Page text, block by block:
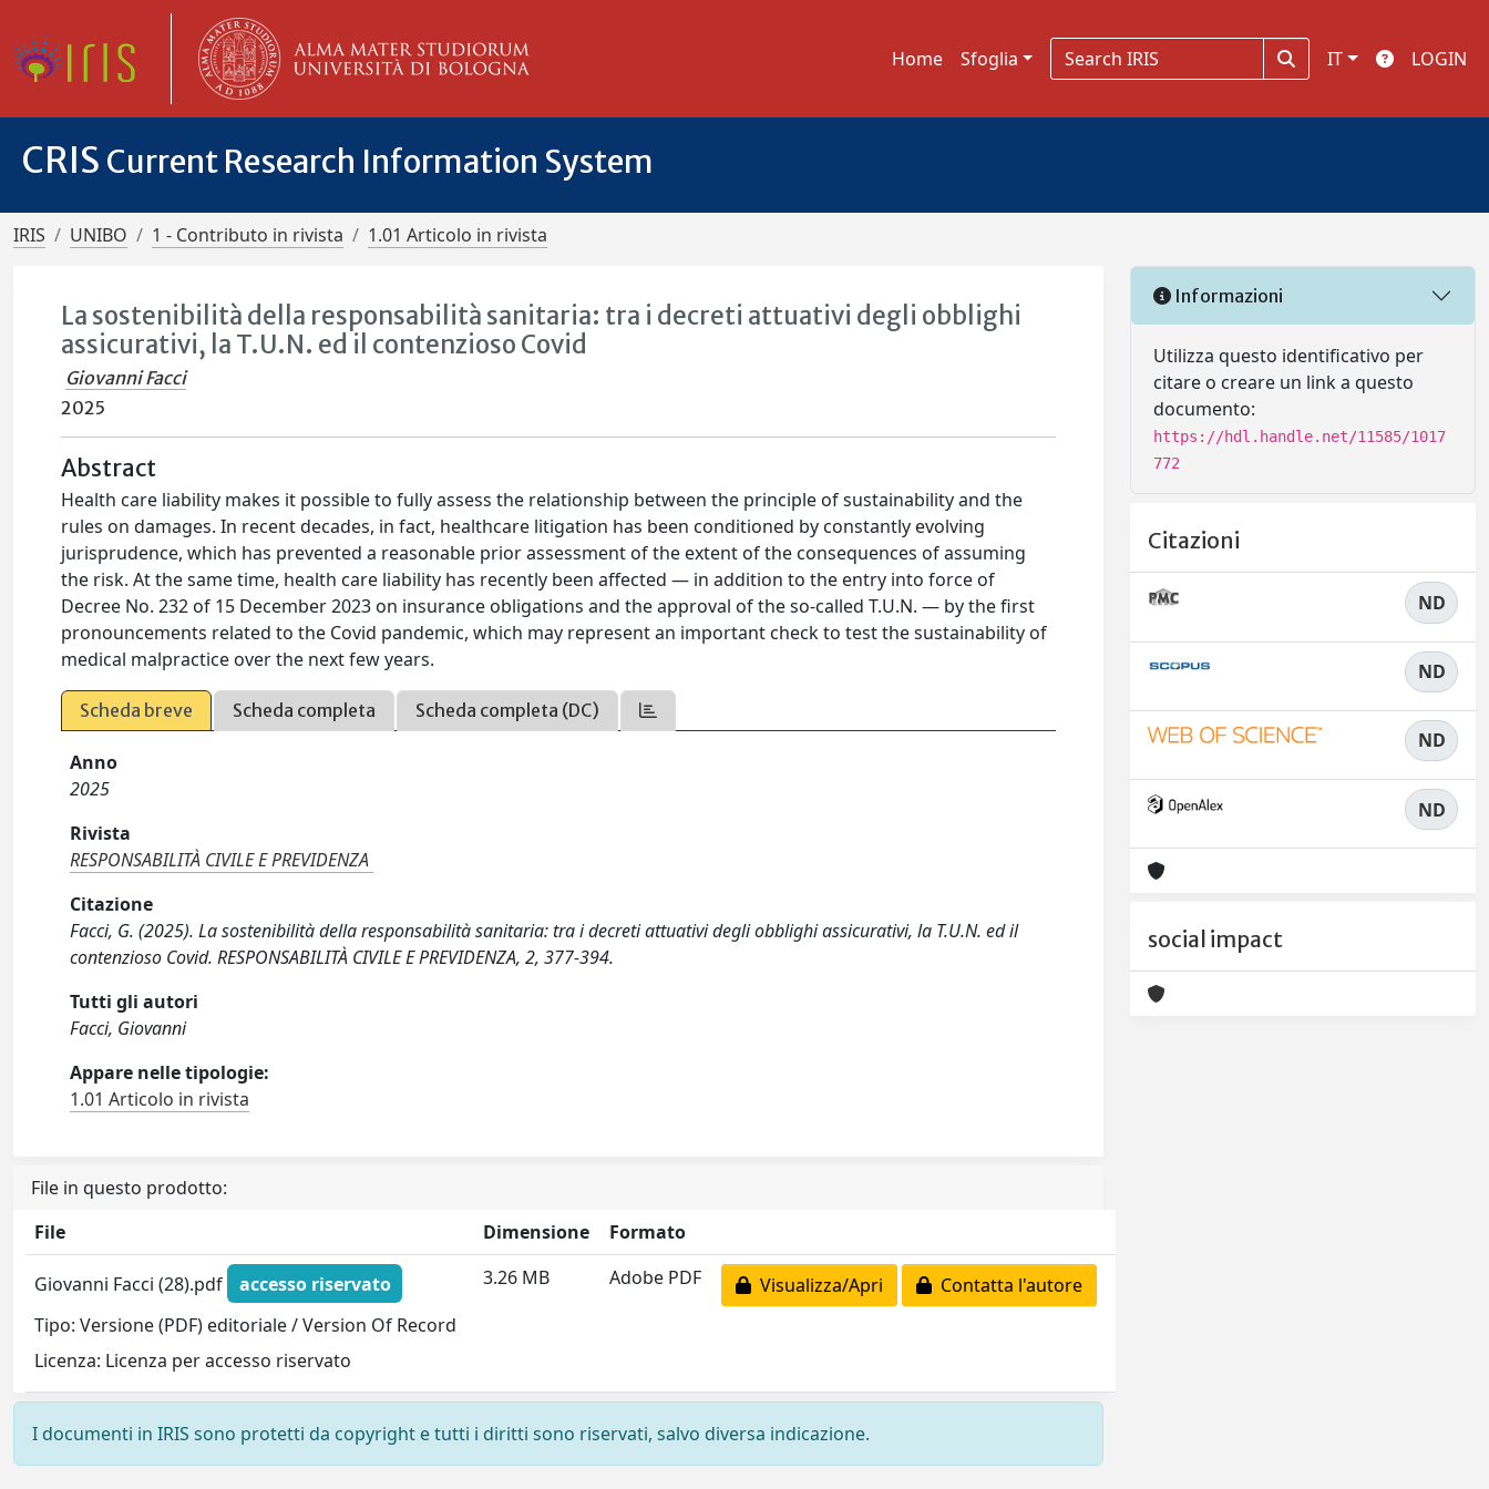
Home Sfoglia IT LOGIN
CRIS Current Research Information System
IRIS UNIBO 1 - Contributo in rivista 1.01 Articolo in rivista
La sostenibilità della responsabilità sanitaria: tra i decreti attuativi degli obblighi
assicurativi, la T.U.N. ed il contenzioso Covid
Giovanni Facci
2025
Abstract
Health care liability makes it possible to fully assess the relationship between the principle of sustainability and the
rules on damages. In recent decades, in fact, healthcare litigation has been conditioned by constantly evolving
jurisprudence, which has prevented a reasonable prior assessment of the extent of the consequences of assuming
the risk. At the same time, health care liability has recently been affected — in addition to the entry into force of
Decree No. 232 of 15 December 2023 on insurance obligations and the approval of the so-called T.U.N. — by the first
pronouncements related to the Covid pandemic, which may represent an important check to test the sustainability of
medical malpractice over the next few years.
Scheda breve Scheda completa Scheda completa (DC)
Anno
2025
Rivista
RESPONSABILITÀ CIVILE E PREVIDENZA
Citazione
Facci, G. (2025). La sostenibilità della responsabilità sanitaria: tra i decreti attuativi degli obblighi assicurativi, la T.U.N. ed il
contenzioso Covid. RESPONSABILITÀ CIVILE E PREVIDENZA, 2, 377-394.
Tutti gli autori
Facci, Giovanni
Appare nelle tipologie:
1.01 Articolo in rivista
File in questo prodotto:
File
Dimensione Formato
Giovanni Facci (28).pdf
accesso riservato
Tipo: Versione (PDF) editoriale / Version Of Record
Licenza: Licenza per accesso riservato
3.26 MB Adobe PDF Visualizza/Apri Contatta l'autore
I documenti in IRIS sono protetti da copyright e tutti i diritti sono riservati, salvo diversa indicazione.
Informazioni
Utilizza questo identificativo per
citare o creare un link a questo
documento:
https://hdl.handle.net/11585/1017
772
Citazioni
ND
ND
ND
ND
social impact